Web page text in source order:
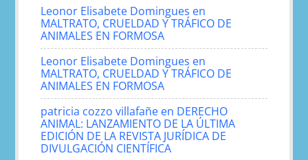
Leonor Elisabete Domingues en
MALTRATO, CRUELDAD Y TRÁFICO DE
ANIMALES EN FORMOSA
Leonor Elisabete Domingues en
MALTRATO, CRUELDAD Y TRÁFICO DE
ANIMALES EN FORMOSA
patricia cozzo villafañe en DERECHO
ANIMAL: LANZAMIENTO DE LA ÚLTIMA
EDICIÓN DE LA REVISTA JURÍDICA DE
DIVULGACIÓN CIENTÍFICA